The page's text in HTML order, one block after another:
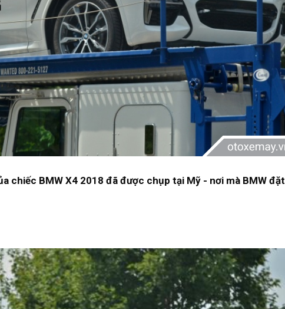
chiếc BMW X4 2018 đã được chụp tại Mỹ - nơi mà BMW đặt